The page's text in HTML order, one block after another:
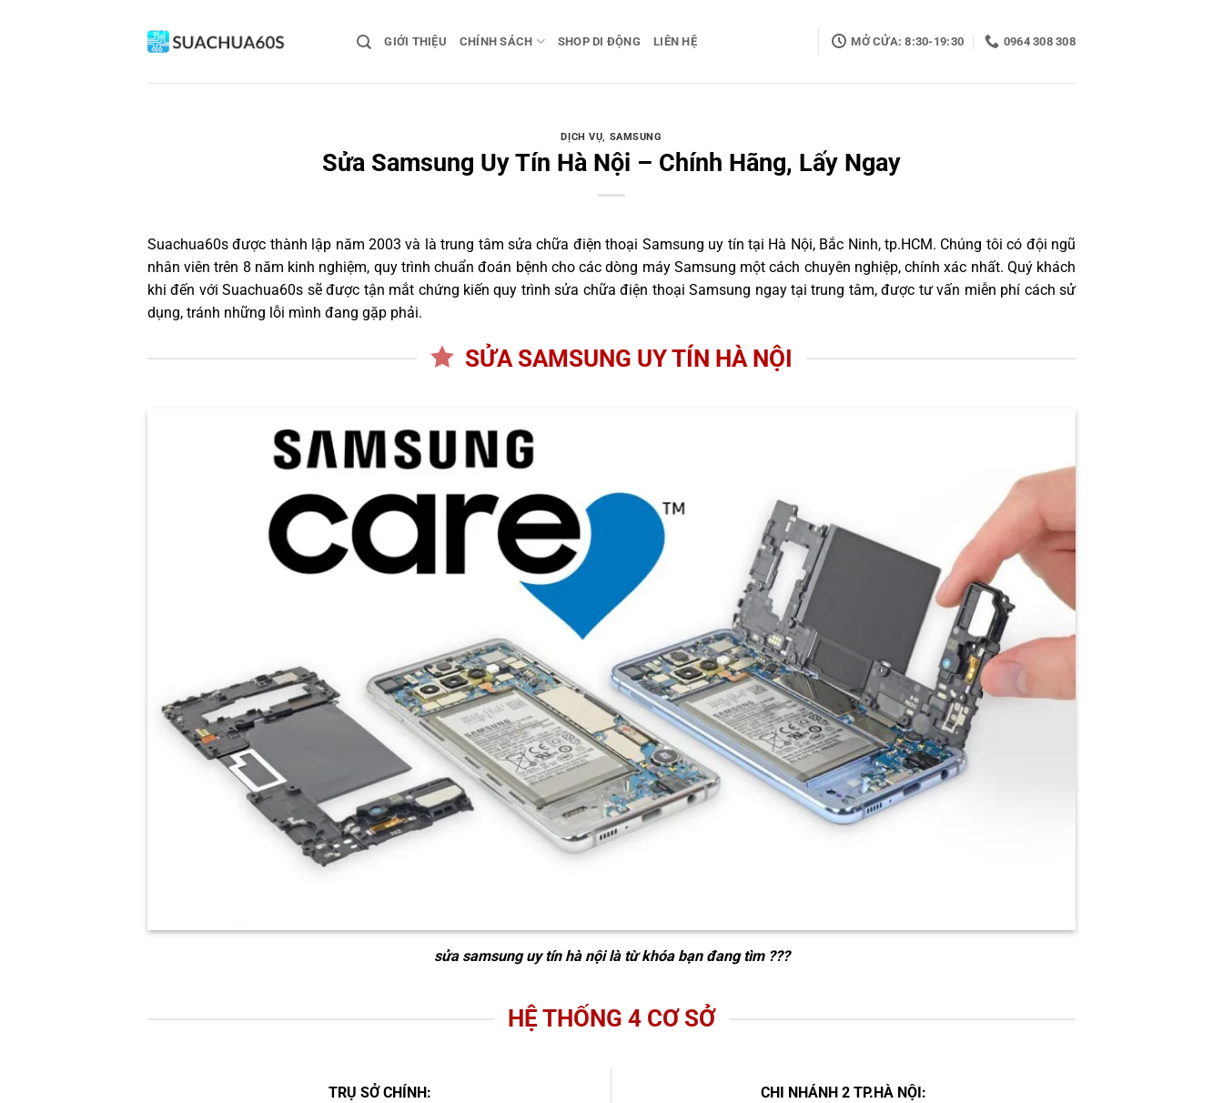
GIỚI THIỆU CHÍNH SÁCH SHOP DI ĐỘNG LIÊN HỆ MỞ CỬA: 8:30-19:30 0964 308 308
DỊCH VỤ, SAMSUNG
Sửa Samsung Uy Tín Hà Nội – Chính Hãng, Lấy Ngay
Suachua60s được thành lập năm 2003 và là trung tâm sửa chữa điện thoại Samsung uy tín tại Hà Nội, Bắc Ninh, tp.HCM. Chúng tôi có đội ngũ
nhân viên trên 8 năm kinh nghiệm, quy trình chuẩn đoán bệnh cho các dòng máy Samsung một cách chuyên nghiệp, chính xác nhất. Quý khách
khi đến với Suachua60s sẽ được tận mắt chứng kiến quy trình sửa chữa điện thoại Samsung ngay tại trung tâm, được tư vấn miễn phí cách sử
dụng, tránh những lỗi mình đang gặp phải.
SỬA SAMSUNG UY TÍN HÀ NỘI
sửa samsung uy tín hà nộilà từ khóa bạn đang tìm ???
HỆ THỐNG 4 CƠ SỞ
TRỤ SỞ CHÍNH:
CHI NHÁNH 2 TP.HÀ NỘI: